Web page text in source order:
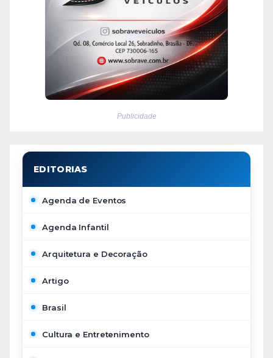
Publicidade
Agenda de Eventos
Agenda Infantil
Arquitetura e Decoração
Artigo
Brasil
Cultura e Entretenimento